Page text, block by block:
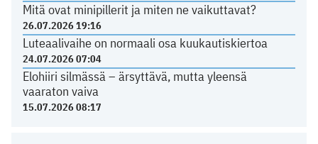
Mitä ovat minipillerit ja miten ne vaikuttavat?
26.07.2026 19:16
Luteaalivaihe on normaali osa kuukautiskiertoa
24.07.2026 07:04
Elohiiri silmässä – ärsyttävä, mutta yleensä
vaaraton vaiva
15.07.2026 08:17